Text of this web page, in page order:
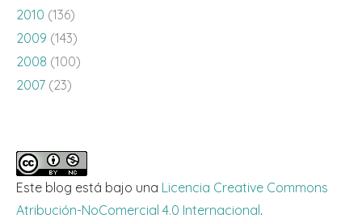
2010 (136)
2009 (143)
2008 (100)
2007 (23)
Este blog está bajo una Licencia Creative Commons
Atribución-NoComercial 4.0 Internacional.